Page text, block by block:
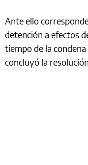
Ante ello
detención a efectos
tiempo de la
concluyó la